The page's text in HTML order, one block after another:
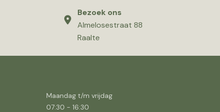
Bezoek ons
Almelosestraat 88
Raalte
Maandag t/m vrijdag
07:30 - 16:30